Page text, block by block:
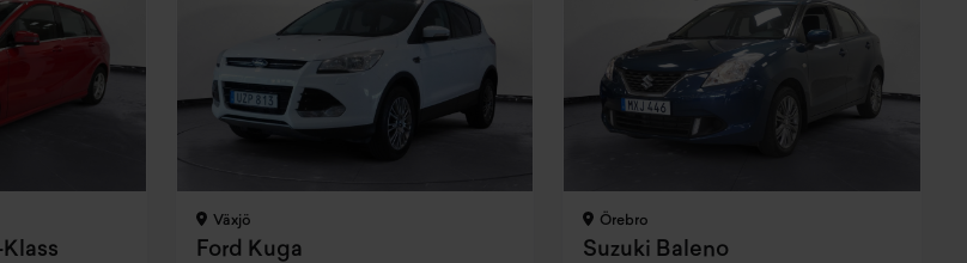
Växjö
Ford Kuga
Örebro
Suzuki Baleno